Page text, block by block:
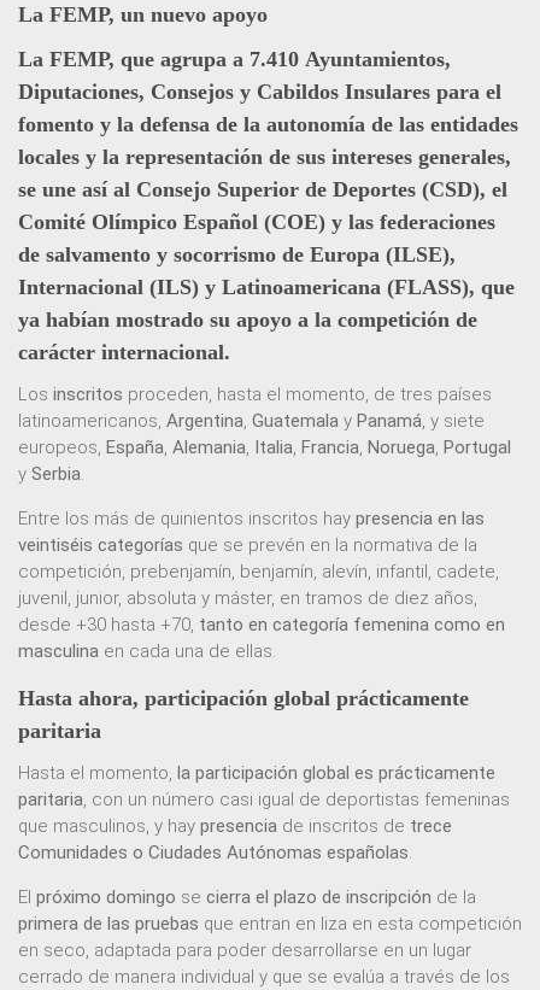
La FEMP, un nuevo apoyo
La FEMP, que agrupa a 7.410 Ayuntamientos,
Diputaciones, Consejos y Cabildos Insulares para el
fomento y la defensa de la autonomía de las entidades
locales y la representación de sus intereses generales,
se une así al Consejo Superior de Deportes (CSD), el
Comité Olímpico Español (COE) y las federaciones
de salvamento y socorrismo de Europa (ILSE),
Internacional (ILS) y Latinoamericana (FLASS), que
ya habían mostrado su apoyo a la competición de
carácter internacional.
Los inscritos proceden, hasta el momento, de tres países
latinoamericanos, Argentina, Guatemala y Panamá, y siete
europeos, España, Alemania, Italia, Francia, Noruega, Portugal
y Serbia.
Entre los más de quinientos inscritos hay presencia en las
veintiséis categorías que se prevén en la normativa de la
competición, prebenjamín, benjamín, alevín, infantil, cadete,
juvenil, junior, absoluta y máster, en tramos de diez años,
desde +30 hasta +70, tanto en categoría femenina como en
masculina en cada una de ellas.
Hasta ahora, participación global prácticamente
paritaria
Hasta el momento, la participación global es prácticamente
paritaria, con un número casi igual de deportistas femeninas
que masculinos, y hay presencia de inscritos de trece
Comunidades o Ciudades Autónomas españolas.
El próximo domingo se cierra el plazo de inscripción de la
primera de las pruebas que entran en liza en esta competición
en seco, adaptada para poder desarrollarse en un lugar
cerrado de manera individual y que se evalúa a través de los